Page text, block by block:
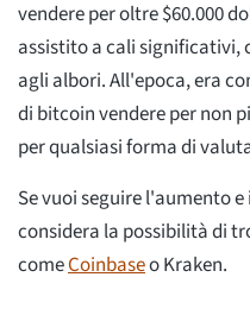
vendere per oltre $60.000
assistito a cali significativi,
agli albori. All'epoca, era
di bitcoin vendere per non
per qualsiasi forma di
Se vuoi seguire l'aumento
considera la possibilità di
comeCoinbaseo Kraken.